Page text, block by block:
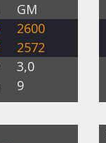
GM
2600
2572
3,0
9